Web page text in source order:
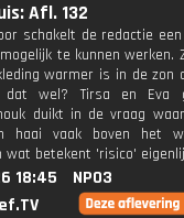
Afl. 132
schakelt de redactie
te kunnen werken.
warmer is in de zon
dat wel? Tirsa en Eva
duikt in de vraag
haai vaak boven het
wat betekent 'risico'
18:45
NPO3